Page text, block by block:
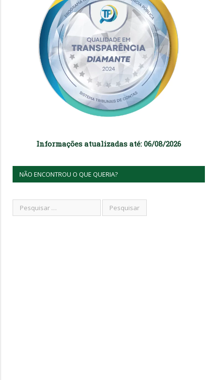
Informações atualizadas até: 06/08/2026
NÃO ENCONTROU O QUE QUERIA?